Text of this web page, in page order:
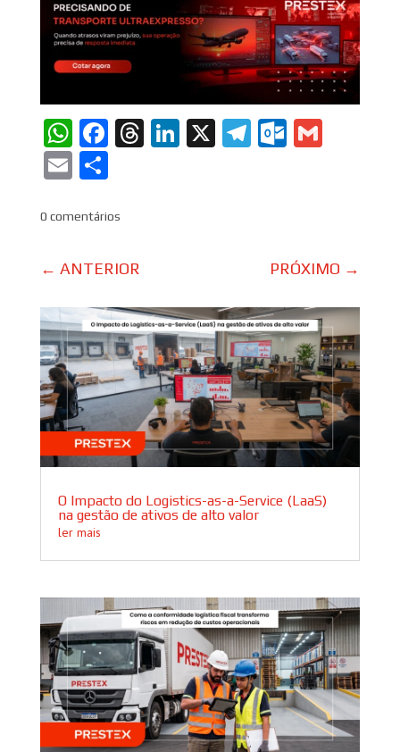
WhatsApp
Facebook
Threads
LinkedIn
X TelegramGmail
EmailShare
0 comentários
← ANTERIOR PRÓXIMO →
O Impacto do Logistics-as-a-Service (LaaS)
na gestão de ativos de alto valor
ler mais